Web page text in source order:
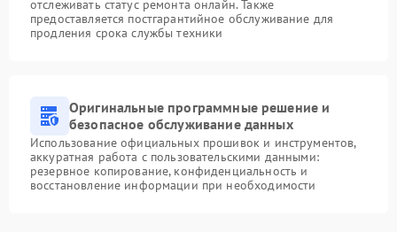
отслеживать статус ремонта онлайн. Также
предоставляется постгарантийное обслуживание для
продления срока службы техники
Оригинальные программные решение и
безопасное обслуживание данных
Использование официальных прошивок и инструментов,
аккуратная работа с пользовательскими данными:
резервное копирование, конфиденциальность и
восстановление информации при необходимости